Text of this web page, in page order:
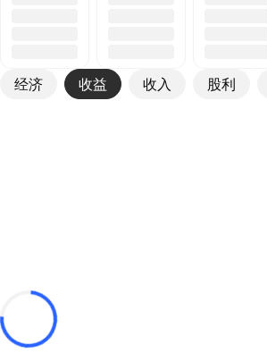
经济 收益 收入 股利
更多